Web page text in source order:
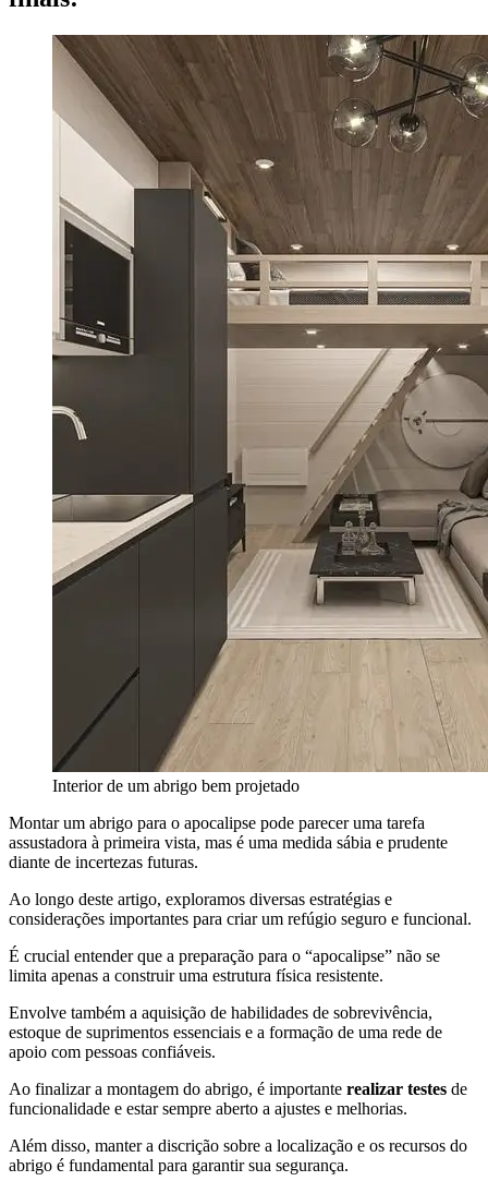
Interior de um abrigo bem projetado
Montar um abrigo para o apocalipse pode parecer uma tarefa
assustadora à primeira vista, mas é uma medida sábia e prudente
diante de incertezas futuras.
Ao longo deste artigo, exploramos diversas estratégias e
considerações importantes para criar um refúgio seguro e funcional.
É crucial entender que a preparação para o “apocalipse” não se
limita apenas a construir uma estrutura física resistente.
Envolve também a aquisição de habilidades de sobrevivência,
estoque de suprimentos essenciais e a formação de uma rede de
apoio com pessoas confiáveis.
Ao finalizar a montagem do abrigo, é importante realizar testes de
funcionalidade e estar sempre aberto a ajustes e melhorias.
Além disso, manter a discrição sobre a localização e os recursos do
abrigo é fundamental para garantir sua segurança.